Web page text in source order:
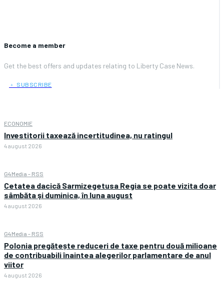
Become a member
Get the best offers and updates relating to Liberty Case News.
﹢ SUBSCRIBE
ECONOMIE
Investitorii taxează incertitudinea, nu ratingul
4 august 2026
G4Media - RSS
Cetatea dacică Sarmizegetusa Regia se poate vizita doar
sâmbăta şi duminica, în luna august
4 august 2026
G4Media - RSS
Polonia pregătește reduceri de taxe pentru două milioane
de contribuabili înaintea alegerilor parlamentare de anul
viitor
4 august 2026